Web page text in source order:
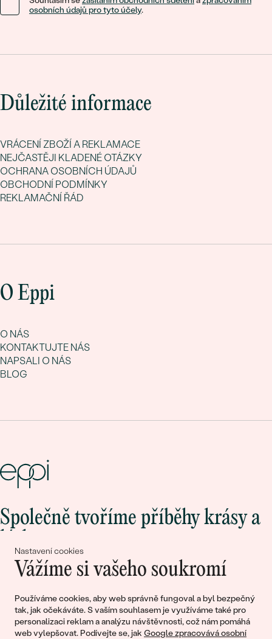
Nastavení cookies
Vážíme si vašeho soukromí
Používáme cookies, aby web správně fungoval a byl bezpečný
tak, jak očekáváte. S vaším souhlasem je využíváme také pro
personalizaci reklam a analýzu návštěvnosti, což nám pomáhá
web vylepšovat. Podívejte se, jak Google zpracovává osobní
osobních údajů pro tyto účely.
Důležité informace
VRÁCENÍ ZBOŽÍ A REKLAMACE
NEJČASTĚJI KLADENÉ OTÁZKY
OCHRANA OSOBNÍCH ÚDAJŮ
OBCHODNÍ PODMÍNKY
REKLAMAČNÍ ŘÁD
O Eppi
O NÁS
KONTAKTUJTE NÁS
NAPSALI O NÁS
BLOG
Společně tvoříme příběhy krásy a
Připojte se k nám!